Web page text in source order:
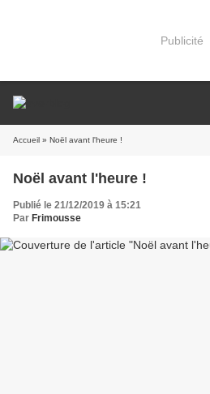
Publicité
Accueil » Noël avant l'heure !
Noël avant l'heure !
Publié le 21/12/2019 à 15:21
Par Frimousse